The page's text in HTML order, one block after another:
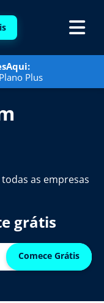
Plus
as empresas
grátis
Comece Grátis